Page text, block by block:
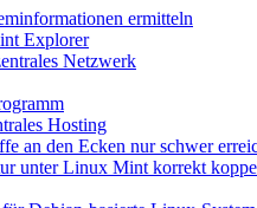
ermitteln
Explorer
Netzwerk
Hosting
an den Ecken nur schwer
unter Linux Mint korrekt